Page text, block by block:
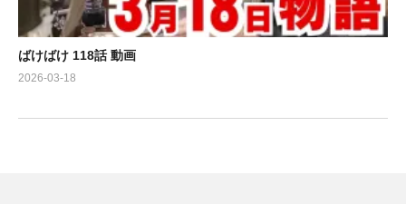
ばけばけ 118話 動画
2026-03-18